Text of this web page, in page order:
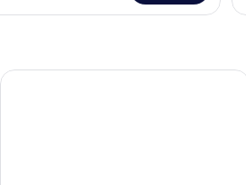
Toyoko Inn Tenri Ekimae